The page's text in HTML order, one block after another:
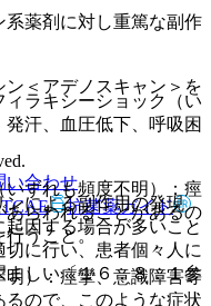
薬剤に対し重篤な副作
＜アデノスキャン＞を
による副作用の発現
因する場合が多いこと
に行い、患者個々人に
しい〔１６．８．１参
ラキシーショック（い
汗、血圧低下、呼吸困
ずれも頻度不明）：痙
らわれることがあるの
行うこと。
）：痙攣、意識障害等
ので、このような症状
い合わせ
抗菌薬ガイド